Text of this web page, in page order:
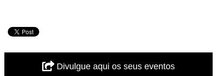
Divulgue aqui os seus eventos